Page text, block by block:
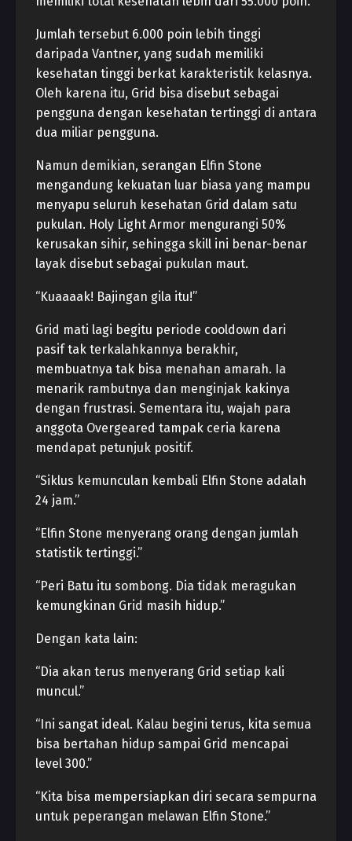
Jumlah tersebut 6.000 poin lebih tinggi
daripada Vantner, yang sudah memiliki
kesehatan tinggi berkat karakteristik kelasnya.
Oleh karena itu, Grid bisa disebut sebagai
pengguna dengan kesehatan tertinggi di antara
dua miliar pengguna.
Namun demikian, serangan Elfin Stone
mengandung kekuatan luar biasa yang mampu
menyapu seluruh kesehatan Grid dalam satu
pukulan. Holy Light Armor mengurangi 50%
kerusakan sihir, sehingga skill ini benar-benar
layak disebut sebagai pukulan maut.
“Kuaaaak! Bajingan gila itu!”
Grid mati lagi begitu periode cooldown dari
pasif tak terkalahkannya berakhir,
membuatnya tak bisa menahan amarah. Ia
menarik rambutnya dan menginjak kakinya
dengan frustrasi. Sementara itu, wajah para
anggota Overgeared tampak ceria karena
mendapat petunjuk positif.
“Siklus kemunculan kembali Elfin Stone adalah
24 jam.”
“Elfin Stone menyerang orang dengan jumlah
statistik tertinggi.”
“Peri Batu itu sombong. Dia tidak meragukan
kemungkinan Grid masih hidup.”
Dengan kata lain:
“Dia akan terus menyerang Grid setiap kali
muncul.”
“Ini sangat ideal. Kalau begini terus, kita semua
bisa bertahan hidup sampai Grid mencapai
level 300.”
“Kita bisa mempersiapkan diri secara sempurna
untuk peperangan melawan Elfin Stone.”